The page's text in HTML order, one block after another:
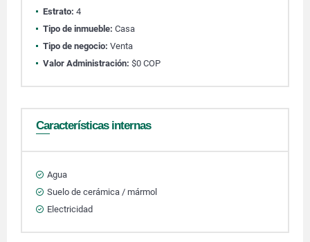
Estrato: 4
Tipo de inmueble: Casa
Tipo de negocio: Venta
Valor Administración: $0 COP
Características internas
Agua
Suelo de cerámica / mármol
Electricidad